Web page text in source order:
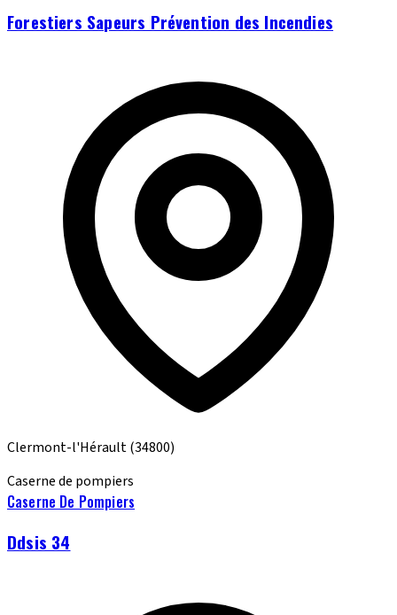
Forestiers Sapeurs Prévention des Incendies
Clermont-l'Hérault(34800)
Caserne de pompiers
Caserne De Pompiers
Ddsis 34